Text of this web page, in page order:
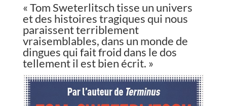
« Tom Sweterlitsch tisse un univers
et des histoires tragiques qui nous
paraissent terriblement
vraisemblables, dans un monde de
dingues qui fait froid dans le dos
tellement il est bien écrit. »